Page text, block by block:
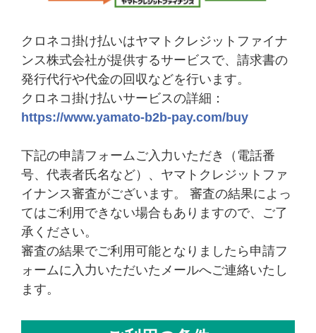
クロネコ掛け払いはヤマトクレジットファイナ
ンス株式会社が提供するサービスで、請求書の
発行代行や代金の回収などを行います。
クロネコ掛け払いサービスの詳細：
https://www.yamato-b2b-pay.com/buy
下記の申請フォームご入力いただき（電話番
号、代表者氏名など）、ヤマトクレジットファ
イナンス審査がございます。 審査の結果によっ
てはご利用できない場合もありますので、ご了
承ください。
審査の結果でご利用可能となりましたら申請フ
ォームに入力いただいたメールへご連絡いたし
ます。